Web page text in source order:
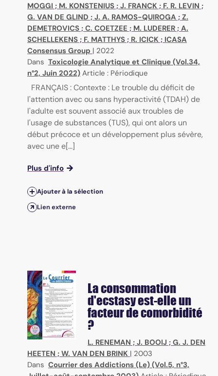
MOGGI ; M. KONSTENIUS ; J. FRANCK ; F. R. LEVIN ;
G. VAN DE GLIND ; J. A. RAMOS-QUIROGA ; Z.
DEMETROVICS ; C. COETZEE ; M. LUDERER ; A.
SCHELLEKENS ; F. MATTHYS ; R. ICICK ; ICASA
Consensus Group | 2022
Dans Toxicologie Analytique et Clinique (Vol.34,
n°2, Juin 2022) Article : Périodique
FRANÇAIS : Contexte : Le trouble du déficit de
l'attention avec ou sans hyperactivité (TDAH) de
l'adulte est souvent associé aux troubles de
l'usage de substances (TUS), qui ont alors un
début précoce et un développement plus sévère,
avec une e[...]
Plus d'info
Ajouter à la sélection
Lien externe
La consommation
d'ecstasy est-elle un
facteur de comorbidité
?
L. RENEMAN ; J. BOOIJ ; G. J. DEN
HEETEN ; W. VAN DEN BRINK | 2003
Dans Courrier des Addictions (Le) (Vol.5, n°3,